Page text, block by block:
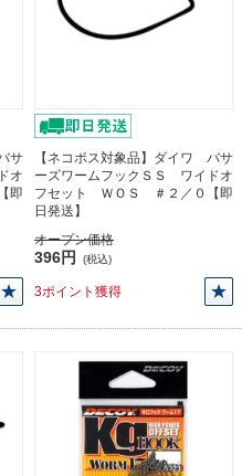
サ
オ
即
【ネコポス対象品】ダイワ バサ
ーズワームフックＳＳ ワイドオ
フセット ＷＯＳ ＃２／０【即
日発送】
オープン価格
396円 (税込)
3ポイント獲得